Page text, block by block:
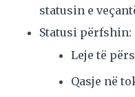
statusin e
Statusi përfshin:
Leje të
Qasje në